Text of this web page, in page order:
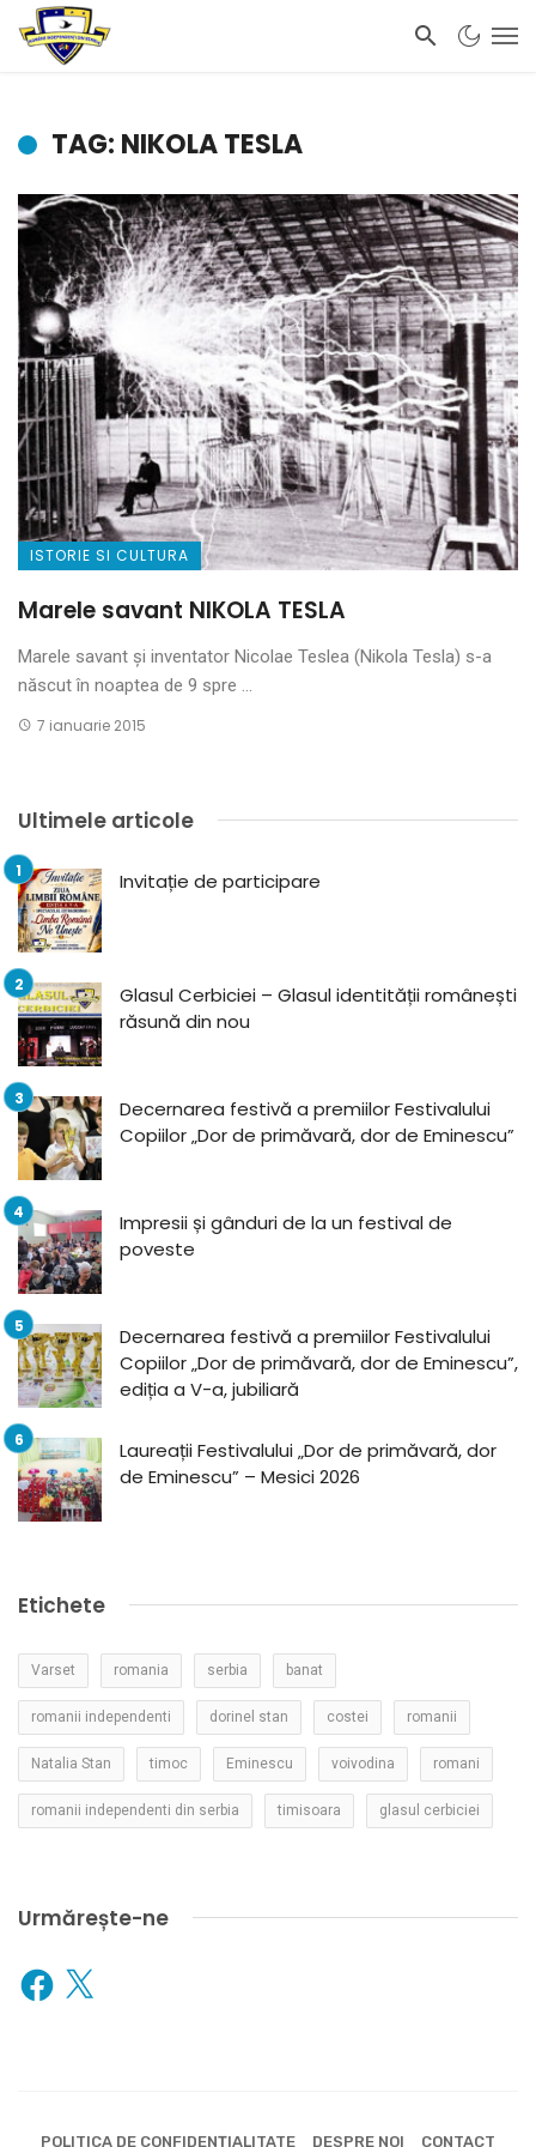
TAG: NIKOLA TESLA
ISTORIE SI CULTURA
Marele savant NIKOLA TESLA
Marele savant și inventator Nicolae Teslea (Nikola Tesla) s-a
născut în noaptea de 9 spre ...
7 ianuarie 2015
Ultimele articole
Invitație de participare
Glasul Cerbiciei – Glasul identității românești
răsună din nou
Decernarea festivă a premiilor Festivalului
Copiilor „Dor de primăvară, dor de Eminescu”
Impresii și gânduri de la un festival de
poveste
Decernarea festivă a premiilor Festivalului
Copiilor „Dor de primăvară, dor de Eminescu”,
ediția a V-a, jubiliară
Laureații Festivalului „Dor de primăvară, dor
de Eminescu” – Mesici 2026
Etichete
Varset romania serbia banat
romanii independenti dorinel stan costei romanii
Natalia Stan timoc Eminescu voivodina romani
romanii independenti din serbia timisoara glasul cerbiciei
Urmărește-ne
Facebook
X
POLITICA DE CONFIDENȚIALITATE DESPRE NOI CONTACT